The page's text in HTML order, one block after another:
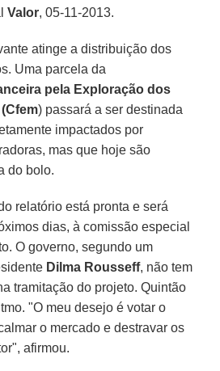
Valor, 05-11-2013.
atinge a distribuição dos
Uma parcela da
pela Exploração dos
) passará a ser destinada
impactados por
mas que hoje são
do bolo.
relatório está pronta e será
dias, à comissão especial
O governo, segundo um
Dilma Rousseff, não tem
tramitação do projeto. Quintão
"O meu desejo é votar o
o mercado e destravar os
afirmou.